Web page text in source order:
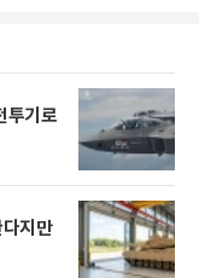
투기로
지만